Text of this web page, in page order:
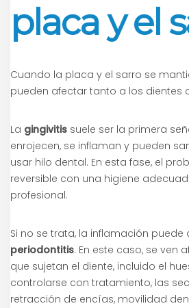
placa y el
Cuando la placa y el sarro se
pueden afectar tanto a los dientes
La gingivitis suele ser la primera
enrojecen, se inflaman y pueden
usar hilo dental. En esta fase, el
reversible con una higiene
profesional.
Si no se trata, la inflamación
periodontitis. En este caso, se ven
que sujetan el diente, incluido el
controlarse con tratamiento, las
retracción de encías, movilidad